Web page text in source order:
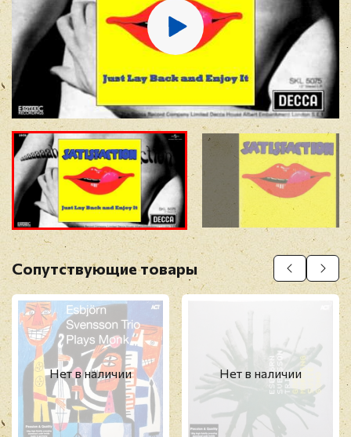
Отзыв
Прикрепить фото
Оставить отзыв
Перед публикацией отзывы проходят
модерацию
Сопутствующие товары
Нет в наличии Нет в наличии